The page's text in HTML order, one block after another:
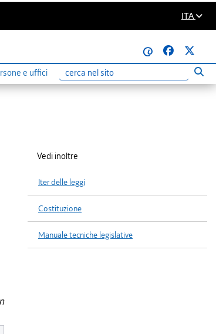
ITA
@
e uffici
Ricerca
Vedi inoltre
Iter delle leggi
Costituzione
Manuale tecniche legislative